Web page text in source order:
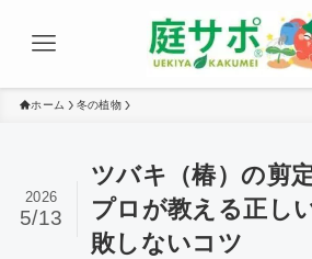
ホーム 冬の植物
ツバキ（椿）の剪
プロが教える正し
敗しないコツ
2026
5/13